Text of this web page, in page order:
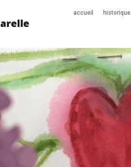
accueil historique